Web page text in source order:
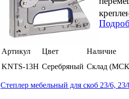
Артикул Цвет
Наличие
KNTS-13H Серебряный Склад
Степлер мебельный для скоб 23/6,